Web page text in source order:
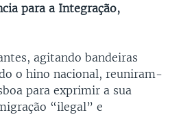
para a Integração,
agitando bandeiras
o hino nacional, reuniram-
para exprimir a sua
“ilegal” e